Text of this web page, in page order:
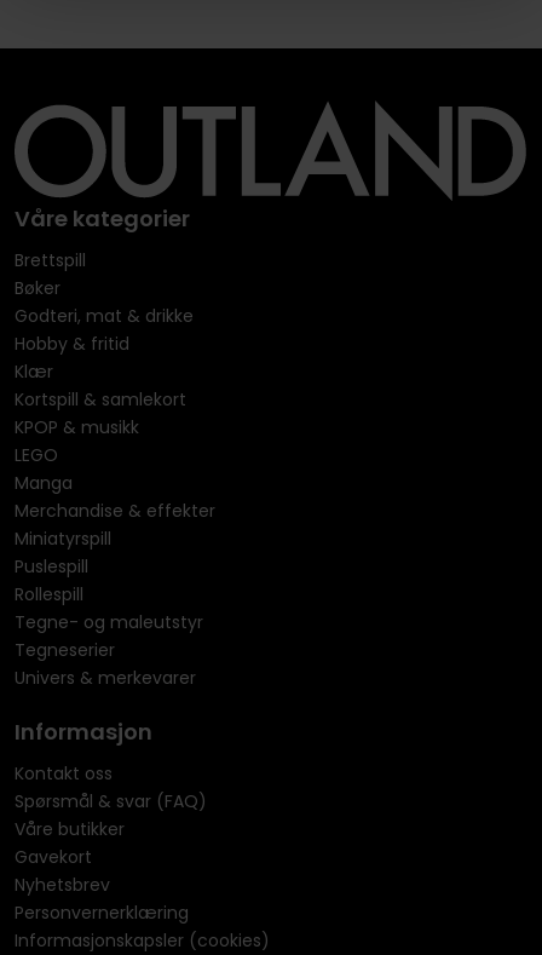
Våre kategorier
Brettspill
Bøker
Godteri, mat & drikke
Hobby & fritid
Klær
Kortspill & samlekort
KPOP & musikk
LEGO
Manga
Merchandise & effekter
Miniatyrspill
Puslespill
Rollespill
Tegne- og maleutstyr
Tegneserier
Univers & merkevarer
Informasjon
Kontakt oss
Spørsmål & svar (FAQ)
Våre butikker
Gavekort
Nyhetsbrev
Personvernerklæring
Informasjonskapsler (cookies)